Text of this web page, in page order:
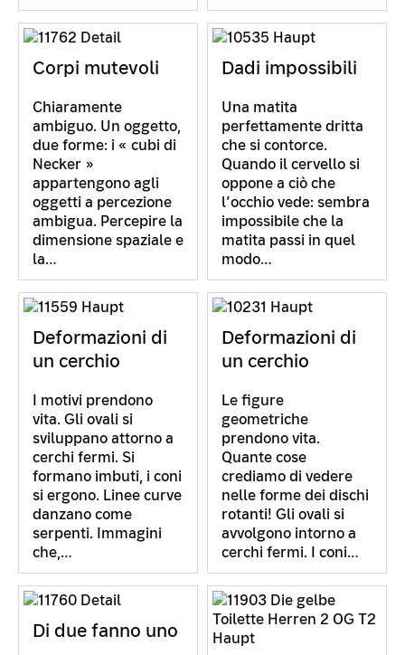
Corpi mutevoli
Chiaramente
ambiguo. Un oggetto,
due forme: i « cubi di
Necker »
appartengono agli
oggetti a percezione
ambigua. Percepire la
dimensione spaziale e
la…
Dadi impossibili
Una matita
perfettamente dritta
che si contorce.
Quando il cervello si
oppone a ciò che
l’occhio vede: sembra
impossibile che la
matita passi in quel
modo…
Deformazioni di
un cerchio
I motivi prendono
vita. Gli ovali si
sviluppano attorno a
cerchi fermi. Si
formano imbuti, i coni
si ergono. Linee curve
danzano come
serpenti. Immagini
che,…
Deformazioni di
un cerchio
Le figure
geometriche
prendono vita.
Quante cose
crediamo di vedere
nelle forme dei dischi
rotanti! Gli ovali si
avvolgono intorno a
cerchi fermi. I coni…
Di due fanno uno